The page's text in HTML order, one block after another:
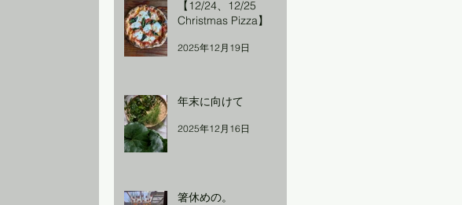
【12/24、12/25
Christmas Pizza】
2025年12月19日
年末に向けて
2025年12月16日
箸休めの。